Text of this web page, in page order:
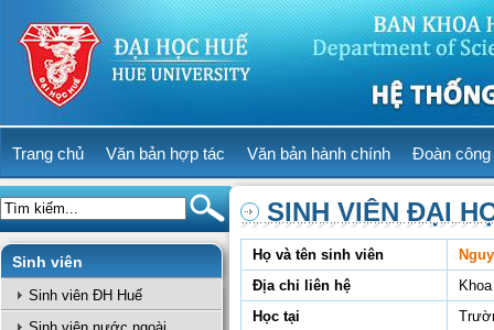
Trang chủ Văn bản hợp tác Văn bản hành chính Đoàn công
Sinh viên
Sinh viên ĐH Huế
SINH VIÊN ĐẠI
Họ và tên sinh viên
Địa chỉ liên hệ
Học tại